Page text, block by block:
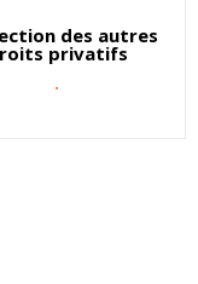
des autres
privatifs
.